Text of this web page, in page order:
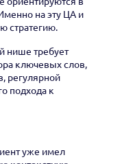
на эту ЦА и
стратегию.
нише требует
ключевых слов,
регулярной
подхода к
уже имел